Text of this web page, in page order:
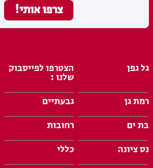
גל גפן הצטרפו לפייסבוק
שלנו :
רמת גן
גבעתיים
בת ים
רחובות
נס ציונה
כללי